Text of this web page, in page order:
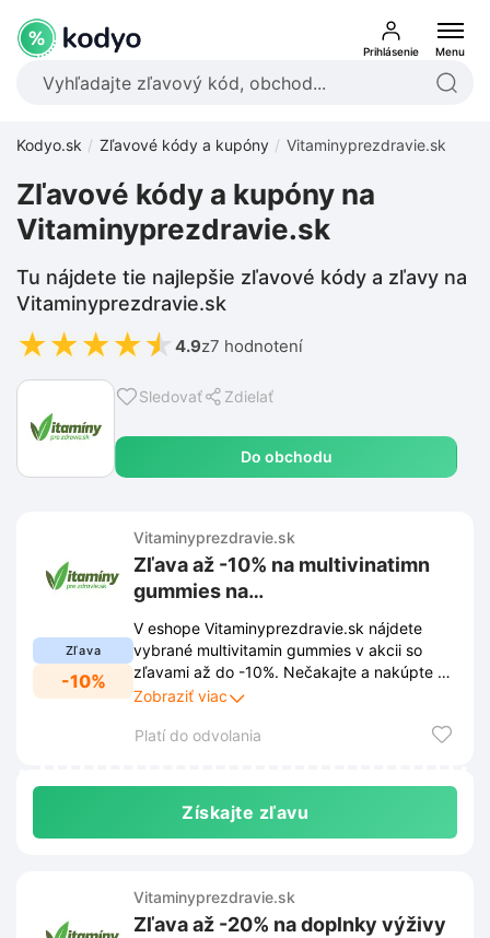
Prihlásenie Menu
Kodyo.sk Zľavové kódy a kupóny Vitaminyprezdravie.sk
Sledovať Zdielať
Do obchodu
Zľavové kódy a kupóny na
Vitaminyprezdravie.sk
Tu nájdete tie najlepšie zľavové kódy a zľavy na
Vitaminyprezdravie.sk
★★★★★ 4.9z7 hodnotení
Zľava
-10%
Vitaminyprezdravie.sk
Zľava až -10% na multivinatimn
gummies na
Vitaminyprezdravie.sk
V eshope Vitaminyprezdravie.sk nájdete
vybrané multivitamin gummies v akcii so
zľavami až do -10%. Nečakajte a nakúpte si
obľúbené vitamíny ešte dnes za skvelé ceny!
Zobraziť viac
Platí do odvolania
Získajte zľavu
Vitaminyprezdravie.sk
Zľava až -20% na doplnky výživy